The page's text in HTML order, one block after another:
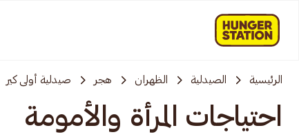
الرئيسية الصيدلية الظهران هجر صيدلية أولى كير
احتياجات المرأة والأمومة